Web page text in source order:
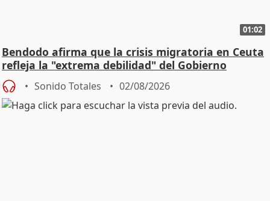
01:02
Bendodo afirma que la crisis migratoria en Ceuta
refleja la "extrema debilidad" del Gobierno
Sonido Totales 02/08/2026